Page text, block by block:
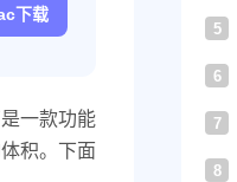
下载
一款功能
积。下面
5
6
7
8